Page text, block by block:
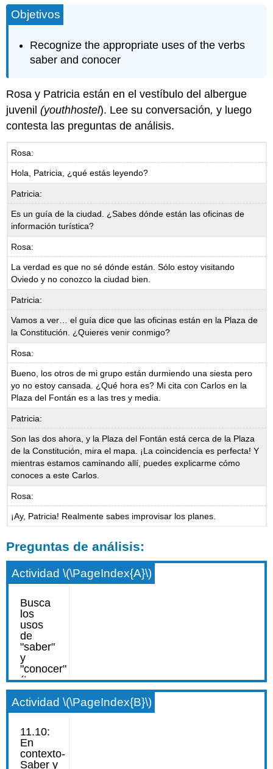
Objetivos
Recognize the appropriate uses of the verbs
saber and conocer
Rosa y Patricia están en el vestíbulo del albergue
juvenil(youthhostel). Lee su conversación, y luego
contesta las preguntas de análisis.
Rosa:
Hola, Patricia, ¿qué estás leyendo?
Patricia:
Es un guía de la ciudad. ¿Sabes dónde están las oficinas de
información turística?
Rosa:
La verdad es que no sé dónde están. Sólo estoy visitando
Oviedo y no conozco la ciudad bien.
Patricia:
Vamos a ver… el guía dice que las oficinas están en la Plaza de
la Constitución. ¿Quieres venir conmigo?
Rosa:
Bueno, los otros de mi grupo están durmiendo una siesta pero
yo no estoy cansada. ¿Qué hora es? Mi cita con Carlos en la
Plaza del Fontán es a las tres y media.
Patricia:
Son las dos ahora, y la Plaza del Fontán está cerca de la Plaza
de la Constitución, mira el mapa. ¡La coincidencia es perfecta! Y
mientras estamos caminando allí, puedes explicarme cómo
conoces a este Carlos.
Rosa:
¡Ay, Patricia! Realmente sabes improvisar los planes.
Preguntas de análisis:
Actividad \(\PageIndex{A}\)
Actividad \(\PageIndex{B}\)